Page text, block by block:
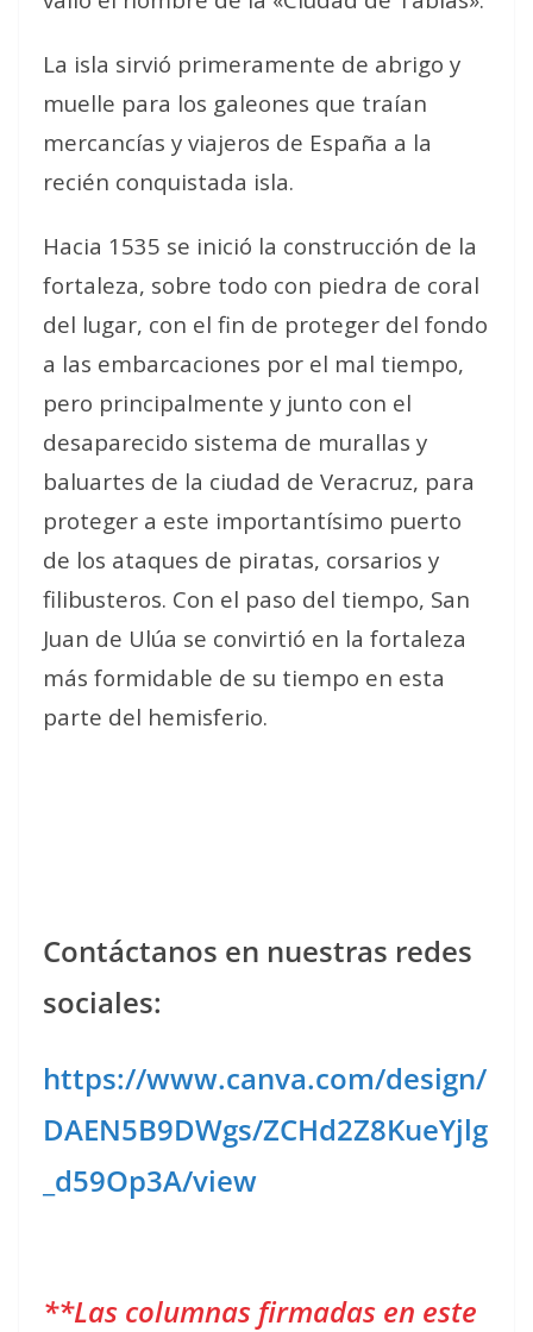
La isla sirvió primeramente de abrigo y
muelle para los galeones que traían
mercancías y viajeros de España a la
recién conquistada isla.
Hacia 1535 se inició la construcción de la
fortaleza, sobre todo con piedra de coral
del lugar, con el fin de proteger del fondo
a las embarcaciones por el mal tiempo,
pero principalmente y junto con el
desaparecido sistema de murallas y
baluartes de la ciudad de Veracruz, para
proteger a este importantísimo puerto
de los ataques de piratas, corsarios y
filibusteros. Con el paso del tiempo, San
Juan de Ulúa se convirtió en la fortaleza
más formidable de su tiempo en esta
parte del hemisferio.
Contáctanos en nuestras redes
sociales:
https://www.canva.com/design/
DAEN5B9DWgs/ZCHd2Z8KueYjlg
_d59Op3A/view
**Las columnas firmadas en este